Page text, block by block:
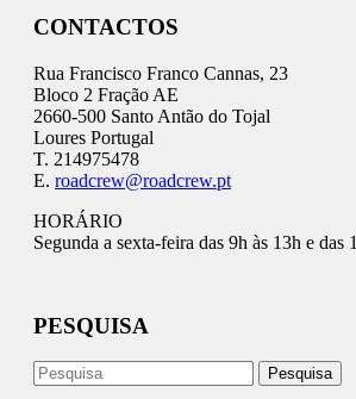
CONTACTOS
Rua Francisco Franco Cannas, 23
Bloco 2 Fração AE
2660-500 Santo Antão do Tojal
Loures Portugal
T. 214975478
E. roadcrew@roadcrew.pt
HORÁRIO
Segunda a sexta-feira das 9h às 13h e das
PESQUISA